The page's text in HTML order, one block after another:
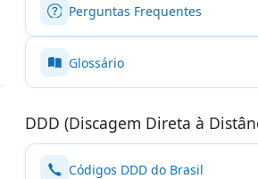
Perguntas Frequentes
Glossário
DDD (Discagem Direta à
Códigos DDD do Brasil